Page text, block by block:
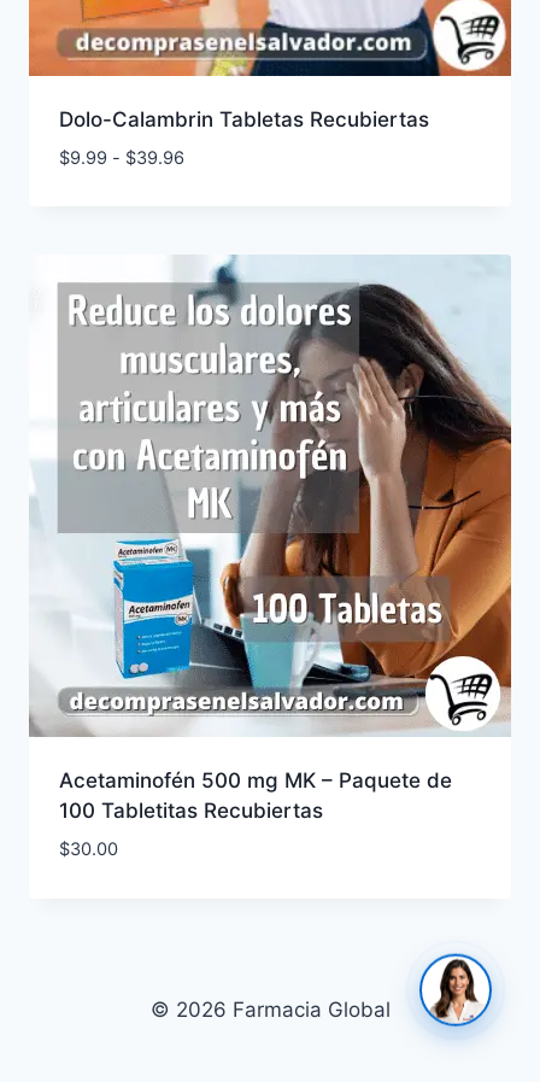
Dolo-Calambrin Tabletas Recubiertas
$9.99 - $39.96Rango
$9.99
hasta
$39.96
Acetaminofén 500 mg MK – Paquete de
100 Tabletitas Recubiertas
$30.00
© 2026 Farmacia Global